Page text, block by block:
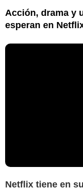
Acción, drama y
esperan en
Netflix tiene en